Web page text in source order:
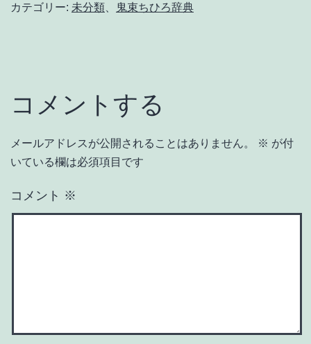
カテゴリー: 未分類 鬼束ちひろ辞典
コメントする
メールアドレスが公開されることはありません。 ※ が付
いている欄は必須項目です
コメント ※